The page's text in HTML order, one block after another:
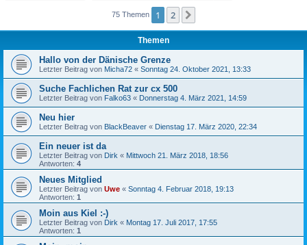
75 Themen 1 2
Themen
Hallo von der Dänische Grenze
Letzter Beitrag von Micha72 « Sonntag 24. Oktober 2021, 13:33
Suche Fachlichen Rat zur cx 500
Letzter Beitrag von Falko63 « Donnerstag 4. März 2021, 14:59
Neu hier
Letzter Beitrag von BlackBeaver « Dienstag 17. März 2020, 22:34
Ein neuer ist da
Letzter Beitrag von Dirk « Mittwoch 21. März 2018, 18:56
Antworten: 4
Neues Mitglied
Letzter Beitrag von Uwe « Sonntag 4. Februar 2018, 19:13
Antworten: 1
Moin aus Kiel :-)
Letzter Beitrag von Dirk « Montag 17. Juli 2017, 17:55
Antworten: 1